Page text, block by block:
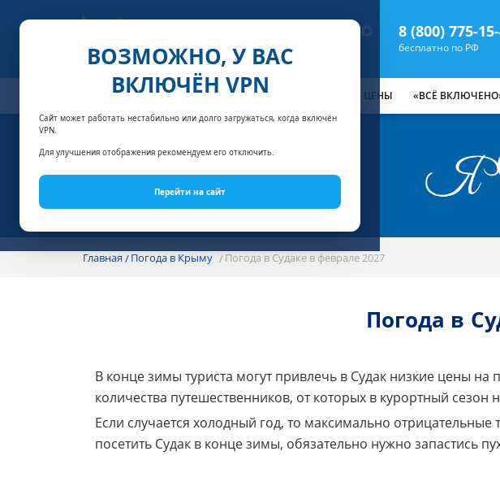
ВОЗМОЖНО, У ВАС
ВКЛЮЧЁН VPN
Сайт может работать нестабильно или долго загружаться, когда включён
VPN.
Для улучшения отображения рекомендуем его отключить.
Перейти на сайт
8 (800) 775-
бесплатно по РФ
СПЕЦПРЕДЛОЖЕНИЯ АКЦИИ НОМЕРА И ЦЕНЫ «ВСЁ
Главная Погода в Крыму Погода в Судаке в феврале 2027
Погода в
В конце зимы туриста могут привлечь в Судак низкие цены
количества путешественников, от которых в курортный сезон
Если случается холодный год, то максимально
посетить Судак в конце зимы, обязательно нужно